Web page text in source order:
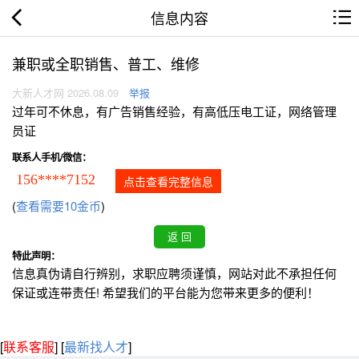
信息内容
兼职或全职销售、普工、维修
大新人才网 2026.08.09 举报
过年可不休息，有广告销售经验，有高低压电工证，网络管理
员证
联系人手机/微信：
156****7152 点击查看完整信息
(查看需要10金币)
特此声明：
信息真伪请自行辨别，求职应聘须谨慎，网站对此不承担任何
保证或连带责任! 希望我们的平台能为您带来更多的便利！
[联系客服] [最新找人才]